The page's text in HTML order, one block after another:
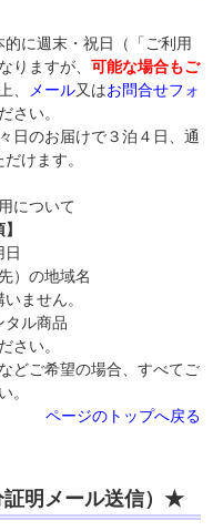
に週末・祝日（「ご利用
りますが、 可能な場合もご
、 メール又はお問合せフォ
さい。
日のお届けで３泊４日、通
けます。
について
日
）の地域名
ません。
タル商品
さい。
どご希望の場合、すべてご
。
ページのトップへ戻る
明メール送信）★